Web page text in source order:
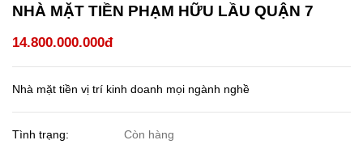
NHÀ MẶT TIỀN PHẠM HỮU LẦU QUẬN 7
14.800.000.000đ
Nhà mặt tiền vị trí kinh doanh mọi ngành nghề
Tình trạng: Còn hàng